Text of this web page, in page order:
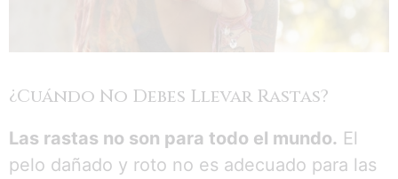
¿Cuándo No Debes Llevar Rastas?
Las rastas no son para todo el mundo. El
pelo dañado y roto no es adecuado para las